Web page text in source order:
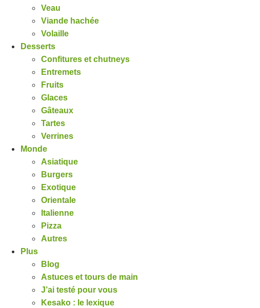
Veau
Viande hachée
Volaille
Desserts
Confitures et chutneys
Entremets
Fruits
Glaces
Gâteaux
Tartes
Verrines
Monde
Asiatique
Burgers
Exotique
Orientale
Italienne
Pizza
Autres
Plus
Blog
Astuces et tours de main
J’ai testé pour vous
Kesako : le lexique